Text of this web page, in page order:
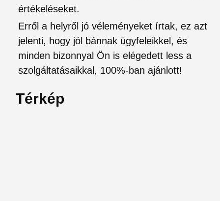
értékeléseket.
Erről a helyről jó véleményeket írtak, ez azt
jelenti, hogy jól bánnak ügyfeleikkel, és
minden bizonnyal Ön is elégedett less a
szolgáltatásaikkal, 100%-ban ajánlott!
Térkép